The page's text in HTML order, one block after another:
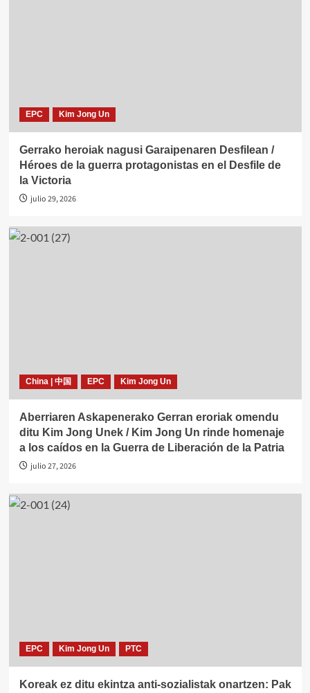
EPC Kim Jong Un
Gerrako heroiak nagusi Garaipenaren Desfilean /
Héroes de la guerra protagonistas en el Desfile de
la Victoria
julio 29, 2026
China | 中国 EPC Kim Jong Un
Aberriaren Askapenerako Gerran eroriak omendu
ditu Kim Jong Unek / Kim Jong Un rinde homenaje
a los caídos en la Guerra de Liberación de la Patria
julio 27, 2026
EPC Kim Jong Un PTC
Koreak ez ditu ekintza anti-sozialistak onartzen: Pak